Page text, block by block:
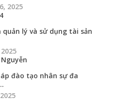
2025
quản lý và sử dụng tài sản
đào tạo nhân sự đa